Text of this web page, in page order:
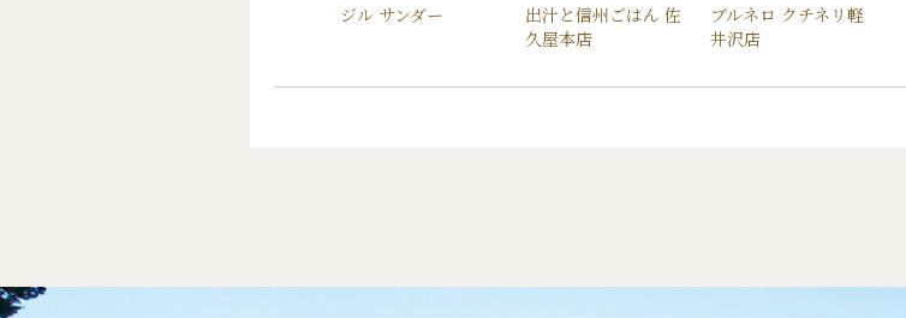
ジル サンダー
出汁と信州ごはん 佐
久屋本店
ブルネロ クチネリ軽
井沢店